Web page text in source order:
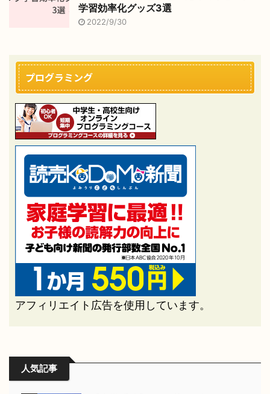
学習効率化グッズ3選
2022/9/30
プログラミング
アフィリエイト広告を使用しています。
人気記事